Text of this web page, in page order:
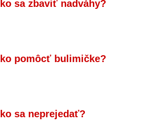
sa zbaviť nadváhy?
pomôcť bulimičke?
sa neprejedať?